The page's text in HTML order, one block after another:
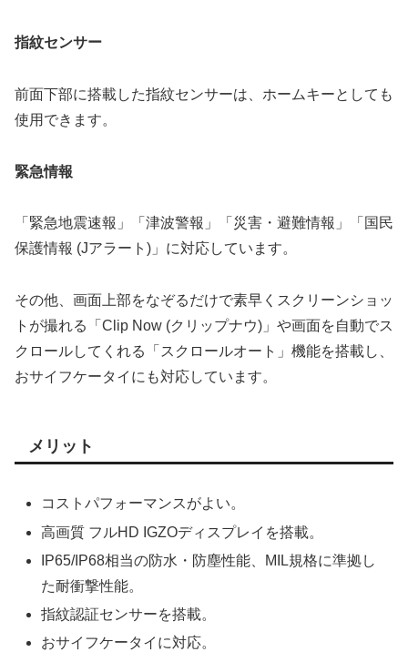
指紋センサー
前面下部に搭載した指紋センサーは、ホームキーとしても
使用できます。
緊急情報
「緊急地震速報」「津波警報」「災害・避難情報」「国民
保護情報 (Jアラート)」に対応しています。
その他、画面上部をなぞるだけで素早くスクリーンショッ
トが撮れる「Clip Now (クリップナウ)」や画面を自動でス
クロールしてくれる「スクロールオート」機能を搭載し、
おサイフケータイにも対応しています。
メリット
コストパフォーマンスがよい。
高画質 フルHD IGZOディスプレイを搭載。
IP65/IP68相当の防水・防塵性能、MIL規格に準拠し
た耐衝撃性能。
指紋認証センサーを搭載。
おサイフケータイに対応。